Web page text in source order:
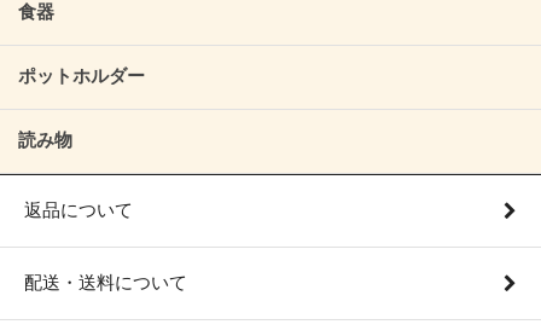
食器
ポットホルダー
読み物
返品について
配送・送料について